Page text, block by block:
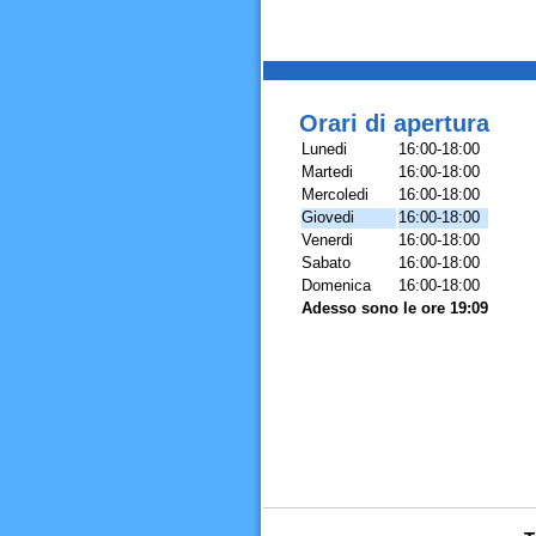
Orari di apertura
Lunedi
16:00-18:00
Martedi
16:00-18:00
Mercoledi
16:00-18:00
Giovedi
16:00-18:00
Venerdi
16:00-18:00
Sabato
16:00-18:00
Domenica
16:00-18:00
Adesso sono le ore 19:09